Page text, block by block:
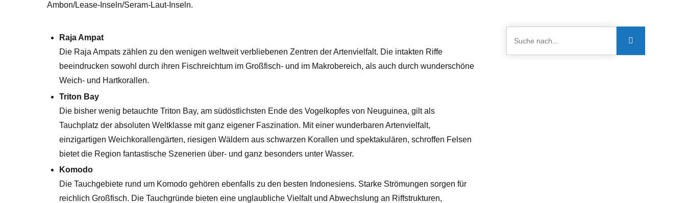
Ambon/Lease-Inseln/Seram-Laut-Inseln.
Raja Ampat
Die Raja Ampats zählen zu den wenigen weltweit verbliebenen Zentren der Artenvielfalt. Die intakten Riffe
beeindrucken sowohl durch ihren Fischreichtum im Großfisch- und im Makrobereich, als auch durch wunderschöne
Weich- und Hartkorallen.
Triton Bay
Die bisher wenig betauchte Triton Bay, am südöstlichsten Ende des Vogelkopfes von Neuguinea, gilt als
Tauchplatz der absoluten Weltklasse mit ganz eigener Faszination. Mit einer wunderbaren Artenvielfalt,
einzigartigen Weichkorallengärten, riesigen Wäldern aus schwarzen Korallen und spektakulären, schroffen Felsen
bietet die Region fantastische Szenerien über- und ganz besonders unter Wasser.
Komodo
Die Tauchgebiete rund um Komodo gehören ebenfalls zu den besten Indonesiens. Starke Strömungen sorgen für
reichlich Großfisch. Die Tauchgründe bieten eine unglaubliche Vielfalt und Abwechslung an Riffstrukturen,